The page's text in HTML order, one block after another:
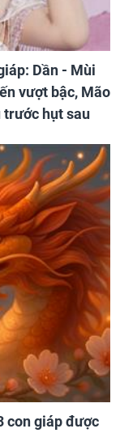
Dần - Mùi
vượt bậc, Mão
trước hụt sau
con giáp được